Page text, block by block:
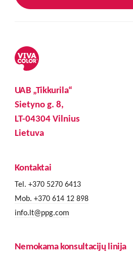
UAB „Tikkurila“
Sietyno g. 8,
LT-04304 Vilnius
Lietuva
Kontaktai
Tel. +370 5270 6413
Mob. +370 614 12 898
info.lt@ppg.com
Nemokama konsultacijų linija